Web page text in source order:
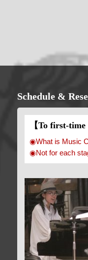
Schedule &
【To first-time
◉What is Music
◉Not for each